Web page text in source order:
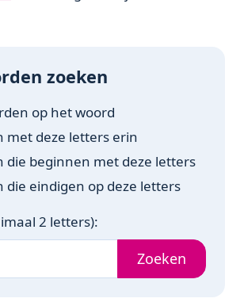
zoeken
op het woord
met deze letters erin
die beginnen met deze letters
die eindigen op deze letters
2 letters):
Zoeken